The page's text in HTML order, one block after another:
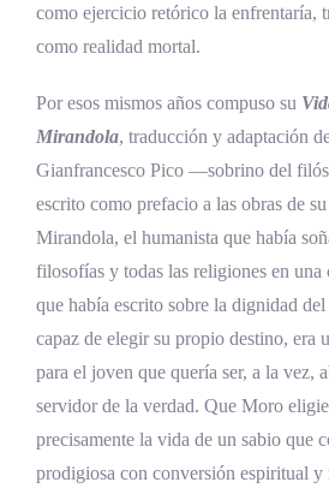
como ejercicio retórico la enfrentaría,
como realidad mortal.
Por esos mismos años compuso su
Mirandola, traducción y adaptación
Gianfrancesco Pico —sobrino del
escrito como prefacio a las obras de
Mirandola, el humanista que había
filosofías y todas las religiones en
que había escrito sobre la dignidad
capaz de elegir su propio destino, era
para el joven que quería ser, a la vez,
servidor de la verdad. Que Moro
precisamente la vida de un sabio que
prodigiosa con conversión espiritual y